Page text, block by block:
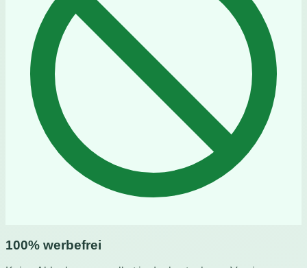
100% werbefrei